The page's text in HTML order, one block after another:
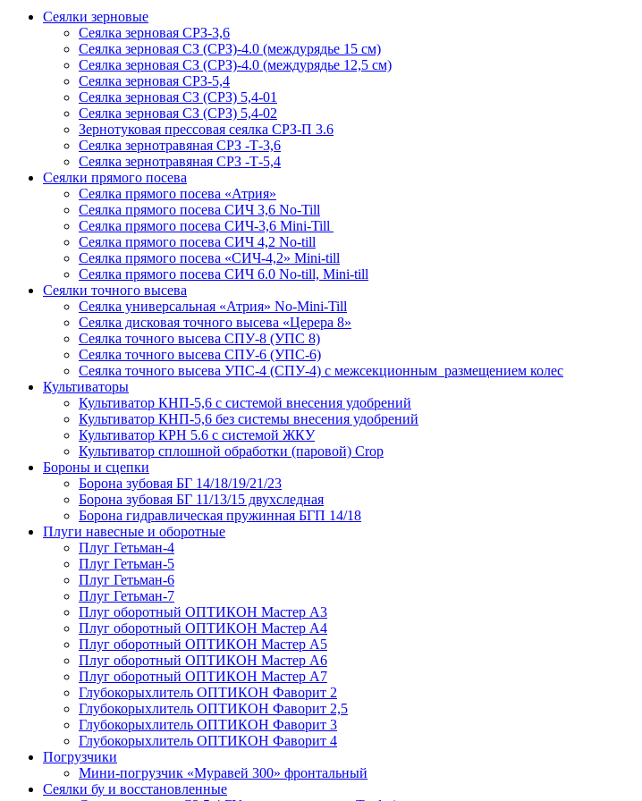
Сеялки зерновые
Сеялка зерновая СРЗ-3,6
Сеялка зерновая СЗ (СРЗ)-4.0 (междурядье 15 см)
Сеялка зерновая СЗ (СРЗ)-4.0 (междурядье 12,5 см)
Сеялка зерновая СРЗ-5,4
Сеялка зерновая СЗ (СРЗ) 5,4-01
Сеялка зерновая СЗ (СРЗ) 5,4-02
Зернотуковая прессовая сеялка СРЗ-П 3.6
Сеялка зернотравяная СРЗ -Т-3,6
Сеялка зернотравяная СРЗ -Т-5,4
Сеялки прямого посева
Сеялка прямого посева «Атрия»
Сеялка прямого посева СИЧ 3,6 No-Till
Сеялка прямого посева СИЧ-3,6 Mini-Till
Сеялка прямого посева СИЧ 4,2 No-till
Сеялка прямого посева «СИЧ-4,2» Mini-till
Сеялка прямого посева СИЧ 6.0 No-till, Mini-till
Сеялки точного высева
Сеялка универсальная «Атрия» No-Mini-Till
Сеялка дисковая точного высева «Церера 8»
Сеялка точного высева СПУ-8 (УПС 8)
Сеялка точного высева СПУ-6 (УПС-6)
Сеялка точного высева УПС-4 (СПУ-4) с межсекционным размещением колес
Культиваторы
Культиватор КНП-5,6 с системой внесения удобрений
Культиватор КНП-5,6 без системы внесения удобрений
Культиватор КРН 5.6 с системой ЖКУ
Культиватор сплошной обработки (паровой) Crop
Бороны и сцепки
Борона зубовая БГ 14/18/19/21/23
Борона зубовая БГ 11/13/15 двухследная
Борона гидравлическая пружинная БГП 14/18
Плуги навесные и оборотные
Плуг Гетьман-4
Плуг Гетьман-5
Плуг Гетьман-6
Плуг Гетьман-7
Плуг оборотный ОПТИКОН Мастер А3
Плуг оборотный ОПТИКОН Мастер А4
Плуг оборотный ОПТИКОН Мастер А5
Плуг оборотный ОПТИКОН Мастер А6
Плуг оборотный ОПТИКОН Мастер А7
Глубокорыхлитель ОПТИКОН Фаворит 2
Глубокорыхлитель ОПТИКОН Фаворит 2,5
Глубокорыхлитель ОПТИКОН Фаворит 3
Глубокорыхлитель ОПТИКОН Фаворит 4
Погрузчики
Мини-погрузчик «Муравей 300» фронтальный
Сеялки бу и восстановленные